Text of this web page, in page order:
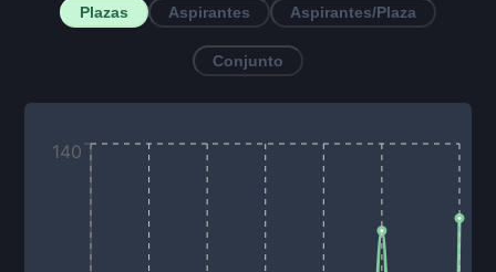
Plazas Aspirantes Aspirantes/Plaza
Conjunto
140